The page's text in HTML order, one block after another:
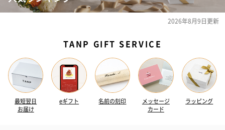
2026年8月9日更新
TANP GIFT SERVICE
最短翌日
お届け
eギフト 名前の刻印
メッセージ
カード
ラッピング